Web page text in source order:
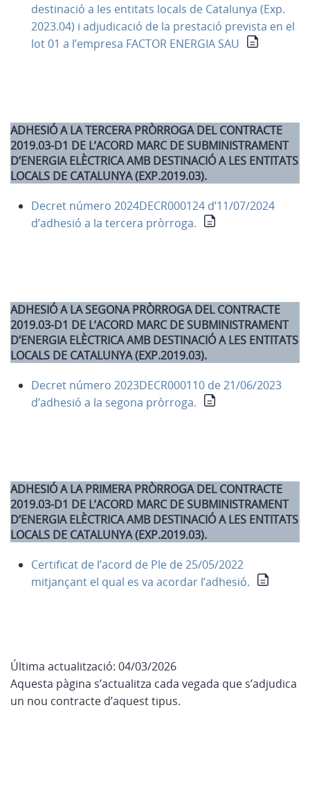
destinació a les entitats locals de Catalunya (Exp.
2023.04) i adjudicació de la prestació prevista en el
lot 01 a l’empresa FACTOR ENERGIA SAU
ADHESIÓ A LA TERCERA PRÒRROGA DEL CONTRACTE
2019.03-D1 DE L’ACORD MARC DE SUBMINISTRAMENT
D’ENERGIA ELÈCTRICA AMB DESTINACIÓ A LES ENTITATS
LOCALS DE CATALUNYA (EXP.2019.03).
Decret número 2024DECR000124 d’11/07/2024
d’adhesió a la tercera pròrroga.
ADHESIÓ A LA SEGONA PRÒRROGA DEL CONTRACTE
2019.03-D1 DE L’ACORD MARC DE SUBMINISTRAMENT
D’ENERGIA ELÈCTRICA AMB DESTINACIÓ A LES ENTITATS
LOCALS DE CATALUNYA (EXP.2019.03).
Decret número 2023DECR000110 de 21/06/2023
d’adhesió a la segona pròrroga.
ADHESIÓ A LA PRIMERA PRÒRROGA DEL CONTRACTE
2019.03-D1 DE L’ACORD MARC DE SUBMINISTRAMENT
D’ENERGIA ELÈCTRICA AMB DESTINACIÓ A LES ENTITATS
LOCALS DE CATALUNYA (EXP.2019.03).
Certificat de l’acord de Ple de 25/05/2022
mitjançant el qual es va acordar l’adhesió.
Última actualització: 04/03/2026
Aquesta pàgina s’actualitza cada vegada que s’adjudica
un nou contracte d’aquest tipus.